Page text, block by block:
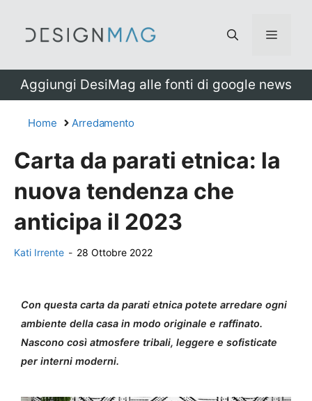
Menu
Aggiungi DesiMag alle fonti di google news
Home Arredamento
Carta da parati etnica: la
nuova tendenza che
anticipa il 2023
Kati Irrente - 28 Ottobre 2022
Con questa carta da parati etnica potete arredare ogni
ambiente della casa in modo originale e raffinato.
Nascono così atmosfere tribali, leggere e sofisticate
per interni moderni.